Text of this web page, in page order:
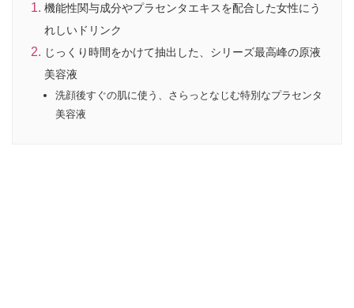
機能性関与成分やプラセンタエキスを配合した女性にう
れしいドリンク
じっくり時間をかけて抽出した、シリーズ最高峰の原液
美容液
洗顔後すぐの肌に使う、さらっとなじむ特別なプラセンタ
美容液